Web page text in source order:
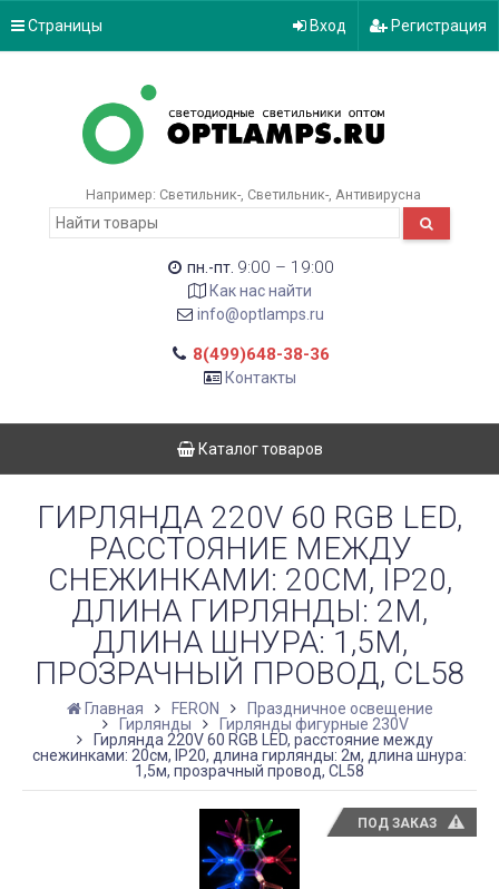
Страницы Вход Регистрация
Например: Светильник- Светильник- Антивирусна
пн.-пт. 9:00 – 19:00
Как нас найти
info@optlamps.ru
8(499)648-38-36
Контакты
Каталог товаров
ГИРЛЯНДА 220V 60 RGB LED,
РАССТОЯНИЕ МЕЖДУ
СНЕЖИНКАМИ: 20СМ, IP20,
ДЛИНА ГИРЛЯНДЫ: 2М,
ДЛИНА ШНУРА: 1,5М,
ПРОЗРАЧНЫЙ ПРОВОД, CL58
Главная FERON
Праздничное освещение
Гирлянды
Гирлянды фигурные 230V
Гирлянда 220V 60 RGB LED, расстояние между
снежинками: 20см, IP20, длина гирлянды: 2м, длина шнура:
1,5м, прозрачный провод, CL58
ПОД ЗАКАЗ